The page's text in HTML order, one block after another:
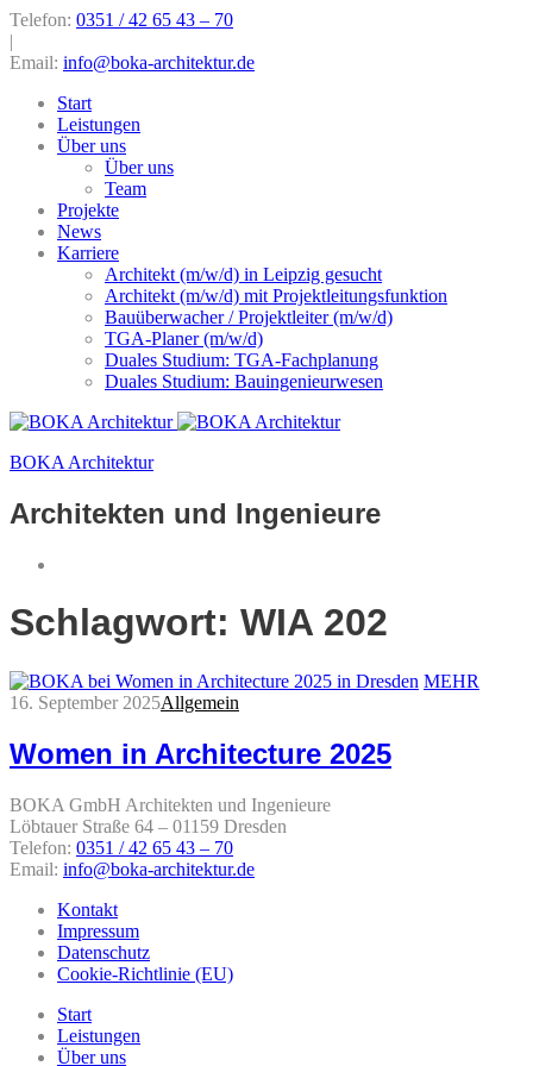
Telefon: 0351 / 42 65 43 – 70
|
Email: info@boka-architektur.de
Start
Leistungen
Über uns
Über uns
Team
Projekte
News
Karriere
Architekt (m/w/d) in Leipzig gesucht
Architekt (m/w/d) mit Projektleitungsfunktion
Bauüberwacher / Projektleiter (m/w/d)
TGA-Planer (m/w/d)
Duales Studium: TGA-Fachplanung
Duales Studium: Bauingenieurwesen
BOKA Architektur
Architekten und Ingenieure
Schlagwort: WIA 202
MEHR
16. September 2025Allgemein
Women in Architecture 2025
BOKA GmbH Architekten und Ingenieure
Löbtauer Straße 64 – 01159 Dresden
Telefon: 0351 / 42 65 43 – 70
Email: info@boka-architektur.de
Kontakt
Impressum
Datenschutz
Cookie-Richtlinie (EU)
Start
Leistungen
Über uns